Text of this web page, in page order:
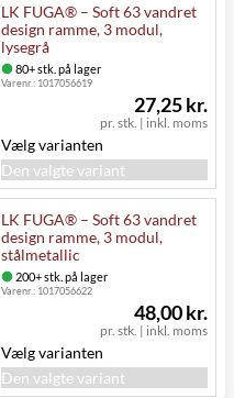
LK FUGA® – Soft 63 vandret
design ramme, 3 modul,
lysegrå
80+ stk. på lager
Varenr.: 1017056619
pr. stk. | inkl. moms
27,25 kr.
Vælg varianten
Den valgte variant
LK FUGA® – Soft 63 vandret
design ramme, 3 modul,
stålmetallic
200+ stk. på lager
Varenr.: 1017056622
pr. stk. | inkl. moms
48,00 kr.
Vælg varianten
Den valgte variant